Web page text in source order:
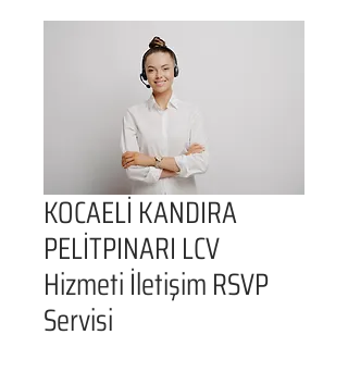
KOCAELİ KANDIRA
PELİTPINARI LCV
Hizmeti İletişim RSVP
Servisi